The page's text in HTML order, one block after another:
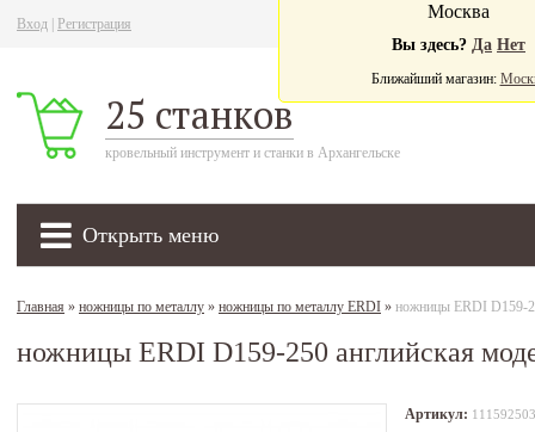
Вход Регистрация
25 станков
кровельный инструмент и станки в Архангельске
Открыть меню
Москва
Вы здесь? Да Нет
Ближайший магазин:
Главная » ножницы по металлу » ножницы по металлу ERDI » ножницы ERDI D159-
ножницы ERDI D159-250 английская
Артикул: 111592503